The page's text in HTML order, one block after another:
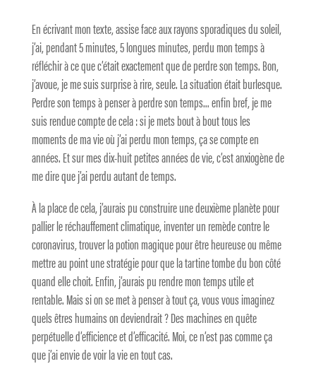
En écrivant mon texte, assise face aux rayons sporadiques du soleil,
j’ai, pendant 5 minutes, 5 longues minutes, perdu mon temps à
réfléchir à ce que c’était exactement que de perdre son temps. Bon,
j’avoue, je me suis surprise à rire, seule. La situation était burlesque.
Perdre son temps à penser à perdre son temps… enfin bref, je me
suis rendue compte de cela : si je mets bout à bout tous les
moments de ma vie où j’ai perdu mon temps, ça se compte en
années. Et sur mes dix-huit petites années de vie, c’est anxiogène de
me dire que j’ai perdu autant de temps.
À la place de cela, j’aurais pu construire une deuxième planète pour
pallier le réchauffement climatique, inventer un remède contre le
coronavirus, trouver la potion magique pour être heureuse ou même
mettre au point une stratégie pour que la tartine tombe du bon côté
quand elle choit. Enfin, j’aurais pu rendre mon temps utile et
rentable. Mais si on se met à penser à tout ça, vous vous imaginez
quels êtres humains on deviendrait ? Des machines en quête
perpétuelle d’efficience et d’efficacité. Moi, ce n’est pas comme ça
que j’ai envie de voir la vie en tout cas.